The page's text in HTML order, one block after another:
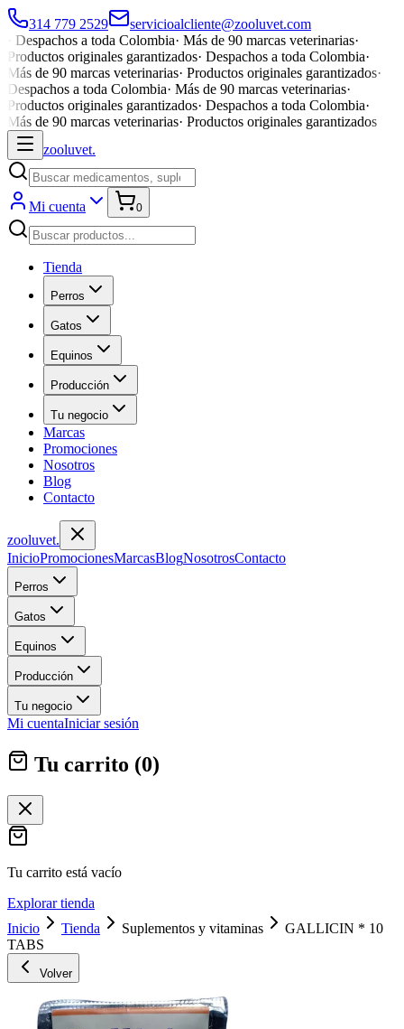
314 779 2529
servicioalcliente@zooluvet.com
Despachos a toda Colombia· Más de 90 marcas veterinarias·
Productos originales garantizados· Despachos a toda Colombia·
Más de 90 marcas veterinarias· Productos originales garantizados·
Despachos a toda Colombia· Más de 90 marcas veterinarias·
Productos originales garantizados· Despachos a toda Colombia·
Más de 90 marcas veterinarias· Productos originales garantizados
zooluvet.
Mi cuenta 0
Tienda
Perros
Gatos
Equinos
Producción
Tu negocio
Marcas
Promociones
Nosotros
Blog
Contacto
zooluvet.
InicioPromocionesMarcasBlogNosotrosContacto
Perros
Gatos
Equinos
Producción
Tu negocio
Mi cuentaIniciar sesión
Tu carrito (0)
Tu carrito está vacío
Explorar tienda
Inicio
Tienda Suplementos y vitaminas
GALLICIN * 10
TABS
Volver